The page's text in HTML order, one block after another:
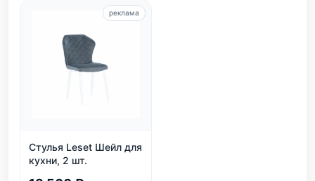
Стулья Leset Шейл для
кухни, 2 шт.
реклама